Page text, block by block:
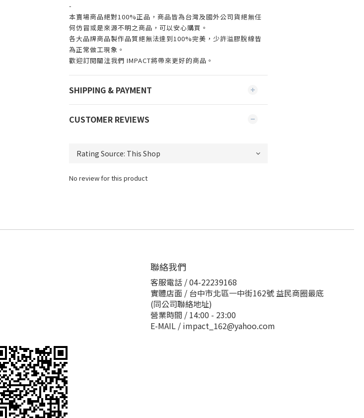
-
本賣場商品絕對100%正品，商品皆為台灣及國外公司貨絕無任
何仿冒或是來源不明之商品，可以安心購買。
各大品牌商品製作品質絕無法達到100%完美，少許溢膠脫線皆
為正常做工現象。
歡迎訂閱關注我們 IMPACT將帶來更好的商品。
SHIPPING & PAYMENT
CUSTOMER REVIEWS
No review for this product
聯絡我們
客服電話 / 04-22239168
實體店面 / 台中市北區一中街162號 益民商圈最底
(同公司聯絡地址)
營業時間 / 14:00 - 23:00
E-MAIL / impact_162@yahoo.com